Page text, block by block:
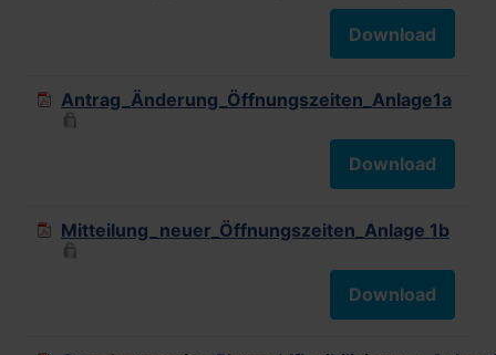
Download
Antrag_Änderung_Öffnungszeiten_Anlage1a
Download
Mitteilung_neuer_Öffnungszeiten_Anlage 1b
Download